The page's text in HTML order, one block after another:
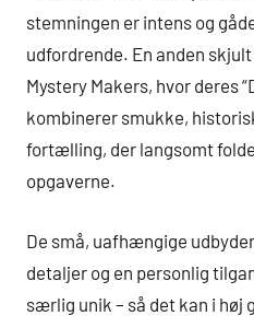
stemningen er intens og
udfordrende. En anden
Mystery Makers, hvor deres
kombinerer smukke,
fortælling, der langsomt
opgaverne.
De små, uafhængige
detaljer og en personlig
særlig unik – så det kan i høj